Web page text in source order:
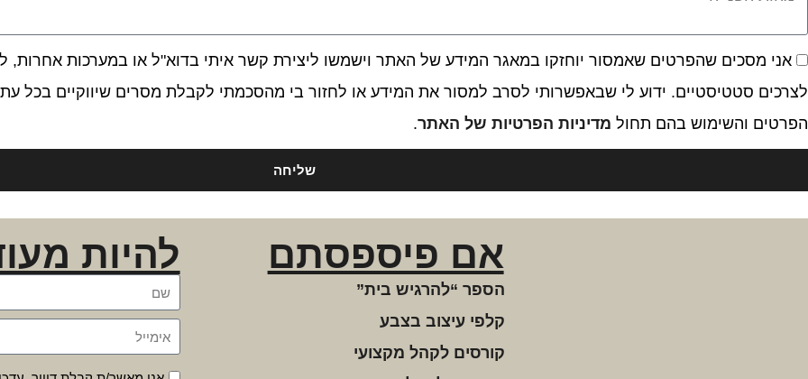
אני מסכים שהפרטים שאמסור יוחזקו במאגר המידע של האתר וישמשו ליצירת קשר איתי בדוא"ל או במערכות אחרות,
לצרכים סטטיסטיים. ידוע לי שבאפשרותי לסרב למסור את המידע או לחזור בי מהסכמתי לקבלת מסרים שיווקיים בכל
הפרטים והשימוש בהם תחול מדיניות הפרטיות של האתר.
שליחה
אם פיספסתם
הספר “להרגיש בית”
קלפי עיצוב בצבע
קורסים לקהל מקצועי
להיות